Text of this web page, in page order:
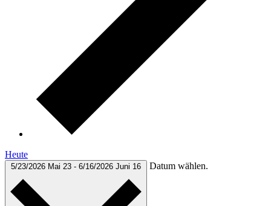
Heute
5/23/2026 Mai 23 - 6/16/2026 Juni 16 Datum wählen.